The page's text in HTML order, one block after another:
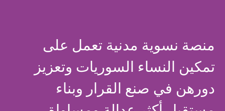
منصة نسوية مدنية تعمل على
تمكين النساء السوريات وتعزيز
دورهن في صنع القرار وبناء